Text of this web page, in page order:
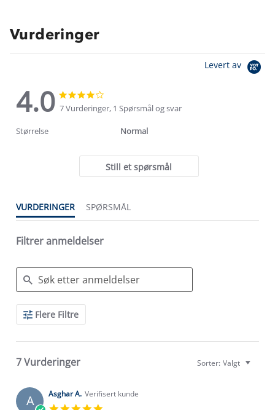
Vurderinger
Levert av
4.0
4.0
star
rating
star
rating
7 Vurderinger, 1 Spørsmål og svar
Størrelse Normal
Still et spørsmål
VURDERINGER SPØRSMÅL
Filtrer anmeldelser
Search
ReviewsFlere Filtre
7 Vurderinger Sorter: Valgt
A Asghar A. Verifisert kunde